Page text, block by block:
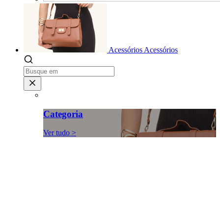
Acessórios Acessórios
Categoria
Ver tudo >